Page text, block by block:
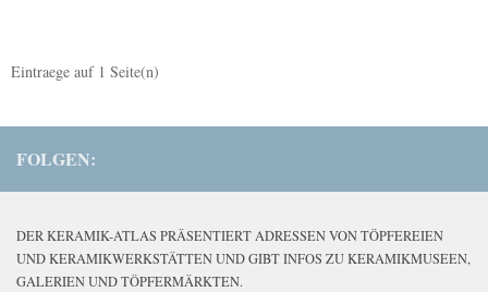
Eintraege auf 1 Seite(n)
FOLGEN:
DER KERAMIK-ATLAS PRÄSENTIERT ADRESSEN VON TÖPFEREIEN
UND KERAMIKWERKSTÄTTEN UND GIBT INFOS ZU KERAMIKMUSEEN,
GALERIEN UND TÖPFERMÄRKTEN.